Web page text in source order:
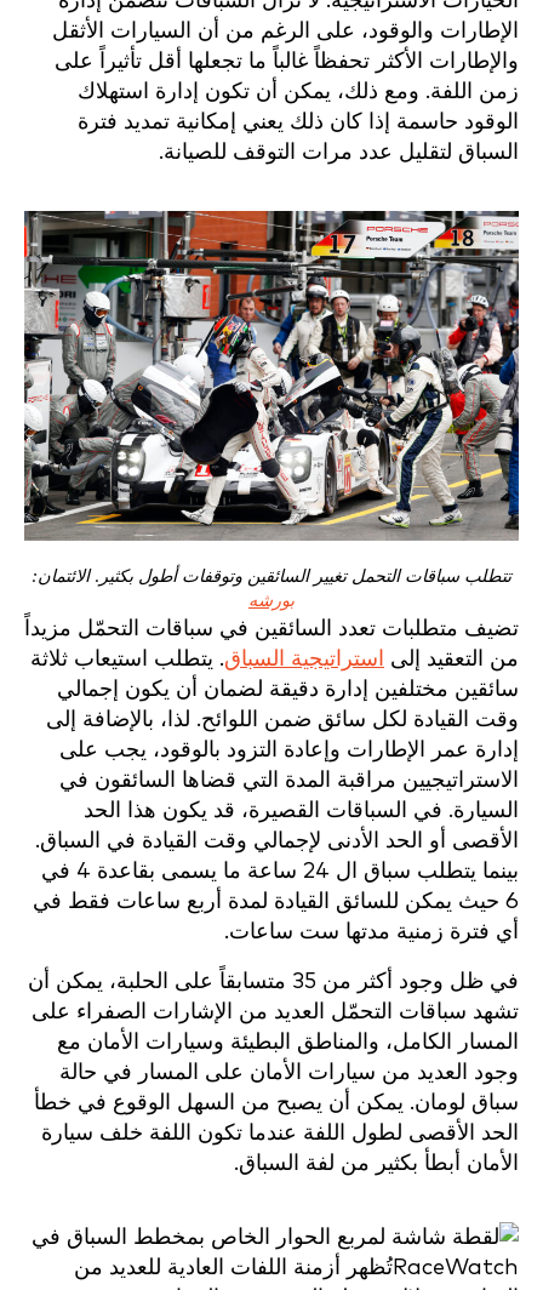
الإطارات والوقود، على الرغم من أن السيارات الأثقل
والإطارات الأكثر تحفظاً غالباً ما تجعلها أقل تأثيراً على
زمن اللفة. ومع ذلك، يمكن أن تكون إدارة استهلاك
الوقود حاسمة إذا كان ذلك يعني إمكانية تمديد فترة
السباق لتقليل عدد مرات التوقف للصيانة.
تتطلب سباقات التحمل تغيير السائقين وتوقفات أطول بكثير. الائتمان:
بورشه
تضيف متطلبات تعدد السائقين في سباقات التحمّل مزيداً
من التعقيد إلى
استراتيجية السباق. يتطلب استيعاب ثلاثة
سائقين مختلفين إدارة دقيقة لضمان أن يكون إجمالي
وقت القيادة لكل سائق ضمن اللوائح. لذا، بالإضافة إلى
إدارة عمر الإطارات وإعادة التزود بالوقود، يجب على
الاستراتيجيين مراقبة المدة التي قضاها السائقون في
السيارة. في السباقات القصيرة، قد يكون هذا الحد
الأقصى أو الحد الأدنى لإجمالي وقت القيادة في السباق.
بينما يتطلب سباق ال 24 ساعة ما يسمى بقاعدة 4 في
6 حيث يمكن للسائق القيادة لمدة أربع ساعات فقط في
أي فترة زمنية مدتها ست ساعات.
في ظل وجود أكثر من 35 متسابقاً على الحلبة، يمكن أن
تشهد سباقات التحمّل العديد من الإشارات الصفراء على
المسار الكامل، والمناطق البطيئة وسيارات الأمان مع
وجود العديد من سيارات الأمان على المسار في حالة
سباق لومان. يمكن أن يصبح من السهل الوقوع في خطأ
الحد الأقصى لطول اللفة عندما تكون اللفة خلف سيارة
الأمان أبطأ بكثير من لفة السباق.